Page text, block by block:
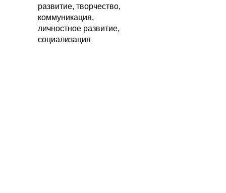
развитие, творчество,
коммуникация,
личностное развитие,
социализация